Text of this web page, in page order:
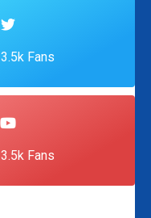
3.5k Fans
3.5k Fans